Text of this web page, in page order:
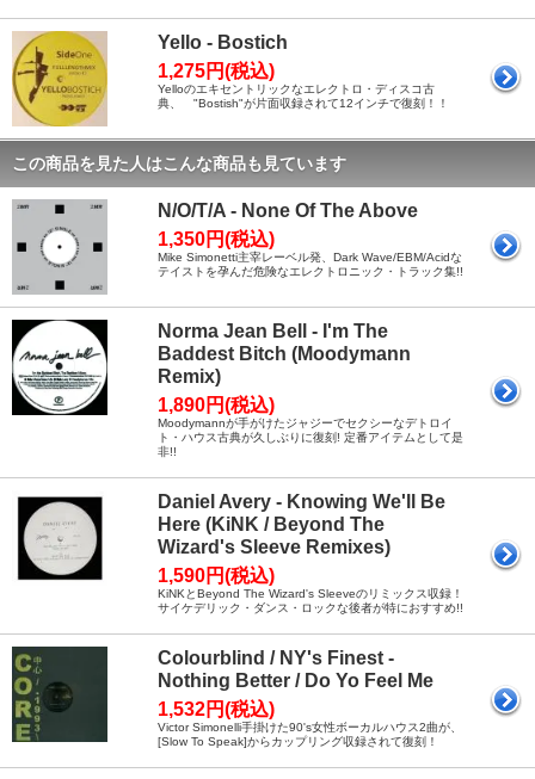
Yello - Bostich
1,275円(税込)
Yelloのエキセントリックなエレクトロ・ディスコ古
典、 "Bostish"が片面収録されて12インチで復刻！！
この商品を見た人はこんな商品も見ています
N/O/T/A - None Of The Above
1,350円(税込)
Mike Simonetti主宰レーベル発、Dark Wave/EBM/Acidな
テイストを孕んだ危険なエレクトロニック・トラック集!!
Norma Jean Bell - I'm The
Baddest Bitch (Moodymann
Remix)
1,890円(税込)
Moodymannが手がけたジャジーでセクシーなデトロイ
ト・ハウス古典が久しぶりに復刻! 定番アイテムとして是
非!!
Daniel Avery - Knowing We'll Be
Here (KiNK / Beyond The
Wizard's Sleeve Remixes)
1,590円(税込)
KiNKとBeyond The Wizard's Sleeveのリミックス収録！
サイケデリック・ダンス・ロックな後者が特におすすめ!!
Colourblind / NY's Finest -
Nothing Better / Do Yo Feel Me
1,532円(税込)
Victor Simonelli手掛けた90's女性ボーカルハウス2曲が、
[Slow To Speak]からカップリング収録されて復刻！